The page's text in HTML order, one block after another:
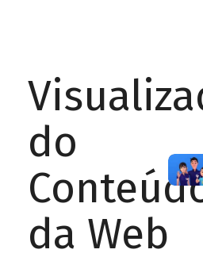
do
da Web